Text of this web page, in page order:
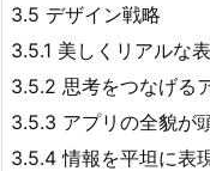
3.5 デザイン戦略
3.5.1 美しくリアルな
3.5.2 思考をつなげる
3.5.3 アプリの全貌が
3.5.4 情報を平坦に表